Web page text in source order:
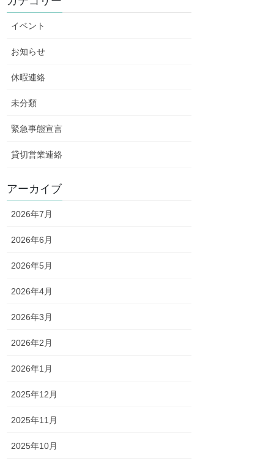
イベント
お知らせ
休暇連絡
未分類
緊急事態宣言
貸切営業連絡
アーカイブ
2026年7月
2026年6月
2026年5月
2026年4月
2026年3月
2026年2月
2026年1月
2025年12月
2025年11月
2025年10月